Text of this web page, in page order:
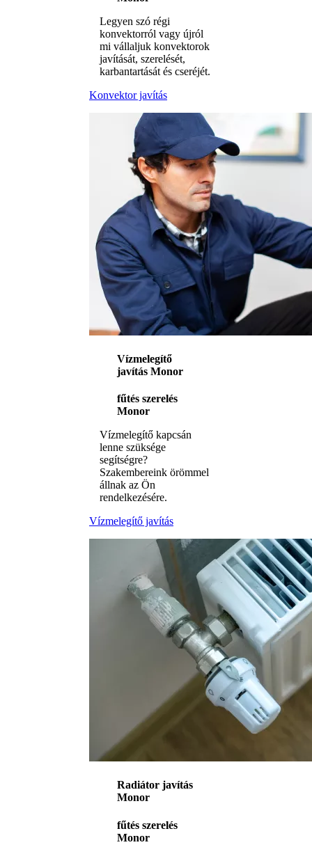
Legyen szó régi
konvektorról vagy újról
mi vállaljuk konvektorok
javítását, szerelését,
karbantartását és cseréjét.
Konvektor javítás
Vízmelegítő
javítás Monor
fűtés szerelés
Monor
Vízmelegítő kapcsán
lenne szüksége
segítségre?
Szakembereink örömmel
állnak az Ön
rendelkezésére.
Vízmelegítő javítás
Radiátor javítás
Monor
fűtés szerelés
Monor